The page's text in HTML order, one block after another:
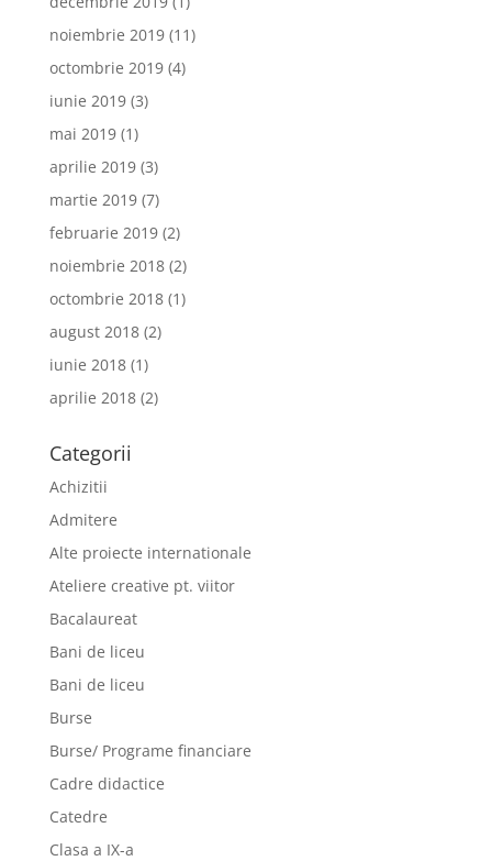
noiembrie 2019(11)
octombrie 2019(4)
iunie 2019(3)
mai 2019(1)
aprilie 2019(3)
martie 2019(7)
februarie 2019(2)
noiembrie 2018(2)
octombrie 2018(1)
august 2018(2)
iunie 2018(1)
aprilie 2018(2)
Categorii
Achizitii
Admitere
Alte proiecte internationale
Ateliere creative pt. viitor
Bacalaureat
Bani de liceu
Bani de liceu
Burse
Burse/ Programe financiare
Cadre didactice
Catedre
Clasa a IX-a